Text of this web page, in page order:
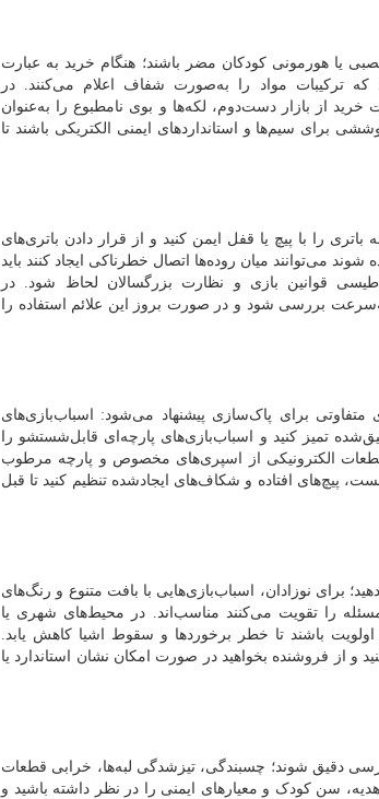
یا هورمونی کودکان مضر باشند؛ هنگام خرید به عبارت
که ترکیبات مواد را به‌صورت شفاف اعلام می‌کنند. در
از بازار دست‌دوم، لکه‌ها و بوی نامطبوع را به‌عنوان
برای سیم‌ها و استانداردهای ایمنی الکتریکی باشند تا
را با پیچ یا قفل ایمن کنید و از قرار دادن باتری‌های
می‌توانند میان روده‌ها اتصال خطرناکی ایجاد کنند باید
قوانین بازی و نظارت بزرگسالان لحاظ شود. در
بررسی شود و در صورت بروز این علائم استفاده را
برای پاک‌سازی پیشنهاد می‌شود: اسباب‌بازی‌های
تمیز کنید و اسباب‌بازی‌های پارچه‌ای قابل‌شستشو را
الکترونیکی از اسپری‌های مخصوص و پارچه مرطوب
پیچ‌های افتاده و شکاف‌های ایجادشده تنظیم کنید تا قبل
برای نوزادان، اسباب‌بازی‌هایی با بافت متنوع و رنگ‌های
را تقویت می‌کنند مناسب‌اند. در محیط‌های شهری یا
باشند تا خطر برخوردها و سقوط اشیا کاهش یابد.
و از فروشنده بخواهید در صورت امکان نشان استاندارد یا
دقیق شوند؛ چسبندگی، تیزشدگی لبه‌ها، خرابی قطعات
سن کودک و معیارهای ایمنی را در نظر داشته باشید و